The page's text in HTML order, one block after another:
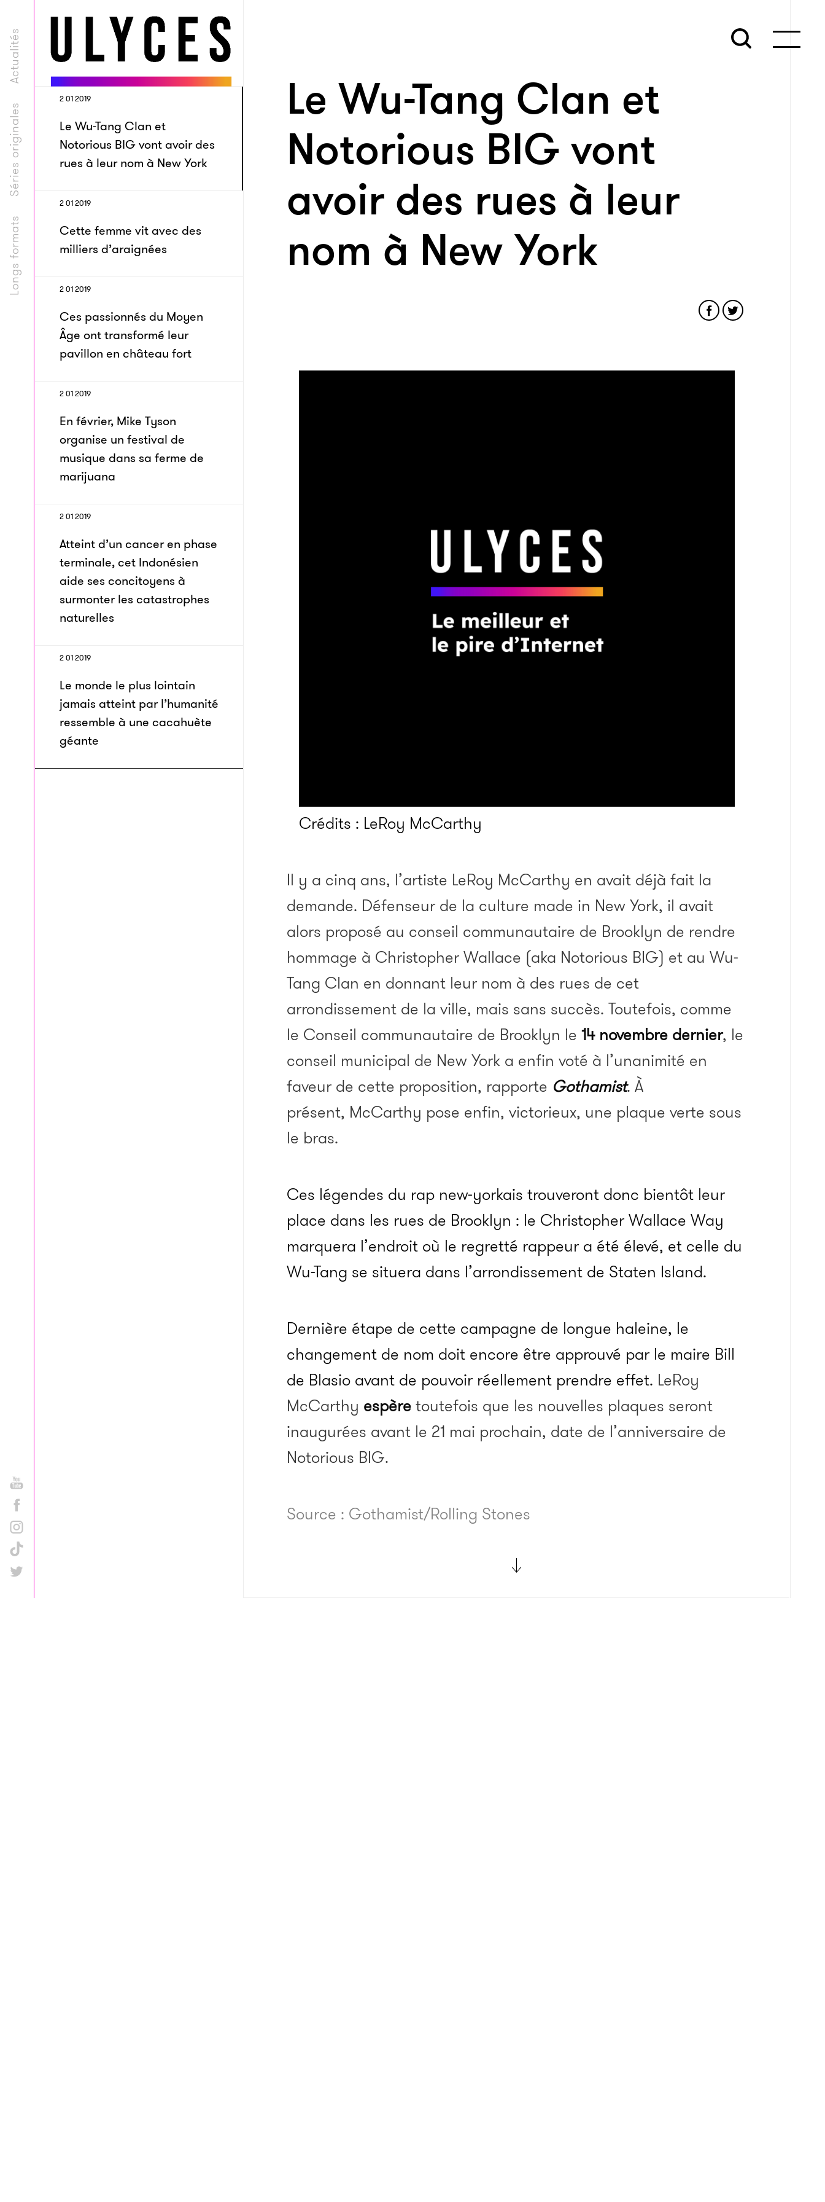
Longs formats
Séries originales
Actualités
2 01 2019
Le Wu-Tang Clan et
Notorious BIG vont avoir des
rues à leur nom à New York
2 01 2019
Cette femme vit avec des
milliers d’araignées
2 01 2019
Ces passionnés du Moyen
Âge ont trans­formé leur
pavillon en château fort
2 01 2019
En février, Mike Tyson
organise un festival de
musique dans sa ferme de
marijuana
2 01 2019
Atteint d’un cancer en phase
terminale, cet Indonésien
aide ses concitoyens à
surmonter les catastrophes
naturelles
2 01 2019
Le monde le plus lointain
jamais atteint par l’humanité
ressemble à une cacahuète
géante
Le Wu-Tang Clan et
Notorious BIG vont
avoir des rues à leur
nom à New York
Crédits : LeRoy McCarthy
Il y a cinq ans, l’artiste LeRoy McCarthy en avait déjà fait la
demande. Défenseur de la culture made in New York, il avait
alors proposé au conseil communautaire de Brooklyn de rendre
hommage à Christopher Wallace (aka Notorious BIG) et au Wu-
Tang Clan en donnant leur nom à des rues de cet
arrondissement de la ville, mais sans succès. Toutefois, comme
le Conseil communautaire de Brooklyn le 14 novembre dernier, le
conseil municipal de New York a enfin voté à l’unanimité en
faveur de cette proposition, rapporte Gothamist. À
présent, McCarthy pose enfin, victorieux, une plaque verte sous
le bras.
Ces légendes du rap new-yorkais trouveront donc bientôt leur
place dans les rues de Brooklyn : le Christopher Wallace Way
marquera l’endroit où le regretté rappeur a été élevé, et celle du
Wu-Tang se situera dans l’arrondissement de Staten Island.
Dernière étape de cette campagne de longue haleine, le
changement de nom doit encore être approuvé par le maire Bill
de Blasio avant de pouvoir réellement prendre effet. LeRoy
McCarthy espèretoutefois que les nouvelles plaques seront
inaugurées avant le 21 mai prochain, date de l’anniversaire de
Notorious BIG.
Source : Gothamist/Rolling Stones